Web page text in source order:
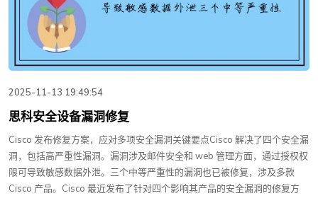
2025-11-13 19:49:54
思科安全设备漏洞修复
Cisco 发布修复方案，应对多项安全漏洞关键要点Cisco 解决了四个安全漏
洞，包括高严重性漏洞。漏洞涉及邮件安全和 web 管理方面，通过授权权
限可导致敏感数据外泄。三个中等严重性的漏洞也已被修复，涉及多款
Cisco 产品。Cisco 最近发布了针对四个影响其产品的安全漏洞的修复方